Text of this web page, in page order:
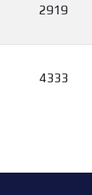
2919
4333